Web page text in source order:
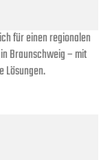
für einen regionalen
Braunschweig – mit
Lösungen.